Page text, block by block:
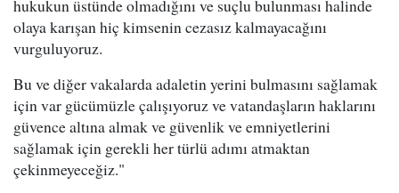
hukukun üstünde olmadığını ve suçlu bulunması halinde
olaya karışan hiç kimsenin cezasız kalmayacağını
vurguluyoruz.
Bu ve diğer vakalarda adaletin yerini bulmasını sağlamak
için var gücümüzle çalışıyoruz ve vatandaşların haklarını
güvence altına almak ve güvenlik ve emniyetlerini
sağlamak için gerekli her türlü adımı atmaktan
çekinmeyeceğiz."